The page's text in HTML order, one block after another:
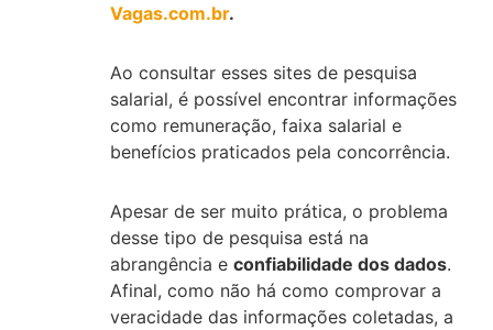
Vagas.com.br.
Ao consultar esses sites de pesquisa
salarial, é possível encontrar informações
como remuneração, faixa salarial e
benefícios praticados pela concorrência.
Apesar de ser muito prática, o problema
desse tipo de pesquisa está na
abrangência e confiabilidade dos dados.
Afinal, como não há como comprovar a
veracidade das informações coletadas, a